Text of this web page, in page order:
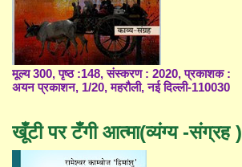
मूल्य 300, पृष्ठ :148, संस्करण : 2020, प्रकाशक :
अयन प्रकाशन, 1/20, महरौली, नई दिल्ली-110030
खूँटी पर टँगी आत्मा(व्यंग्य -संग्रह )